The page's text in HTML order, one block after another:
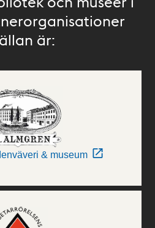
är:
& museum